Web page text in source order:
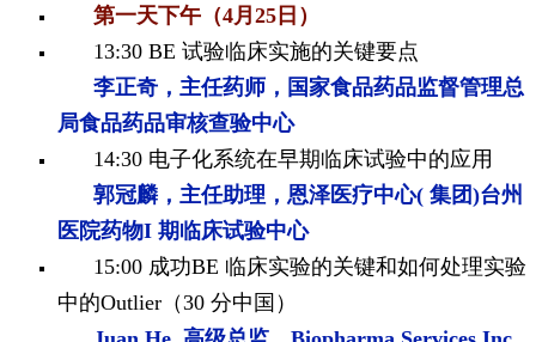
第一天下午（4月25日）
13:30 BE 试验临床实施的关键要点
李正奇，主任药师，国家食品药品监督管理总
局食品药品审核查验中心
14:30 电子化系统在早期临床试验中的应用
郭冠麟，主任助理，恩泽医疗中心( 集团)台州
医院药物I 期临床试验中心
15:00 成功BE 临床实验的关键和如何处理实验
中的Outlier（30 分中国）